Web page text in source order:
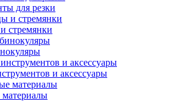
для резки
стремянки
и аксессуары
материалы